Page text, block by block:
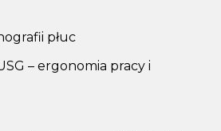
płuc
– ergonomia pracy i